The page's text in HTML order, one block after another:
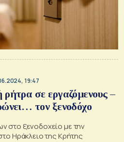
19:47
σε εργαζόμενους –
τον ξενοδόχο
στο ξενοδοχείο με την
Ηράκλειο της Κρήτης